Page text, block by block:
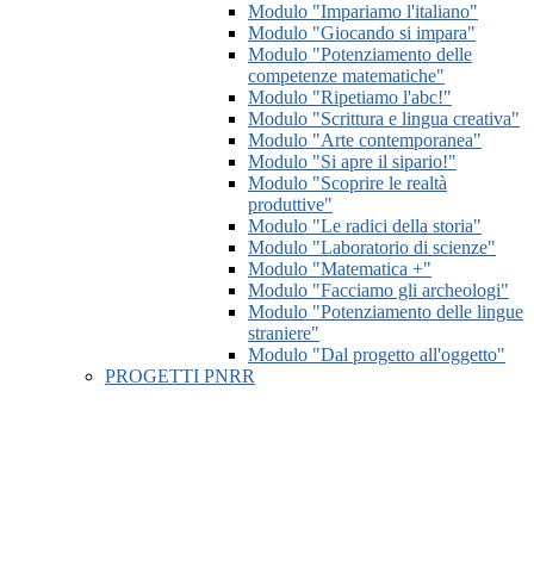
Modulo "Impariamo l'italiano"
Modulo "Giocando si impara"
Modulo "Potenziamento delle
competenze matematiche"
Modulo "Ripetiamo l'abc!"
Modulo "Scrittura e lingua creativa"
Modulo "Arte contemporanea"
Modulo "Si apre il sipario!"
Modulo "Scoprire le realtà
produttive"
Modulo "Le radici della storia"
Modulo "Laboratorio di scienze"
Modulo "Matematica +"
Modulo "Facciamo gli archeologi"
Modulo "Potenziamento delle lingue
straniere"
Modulo "Dal progetto all'oggetto"
PROGETTI PNRR